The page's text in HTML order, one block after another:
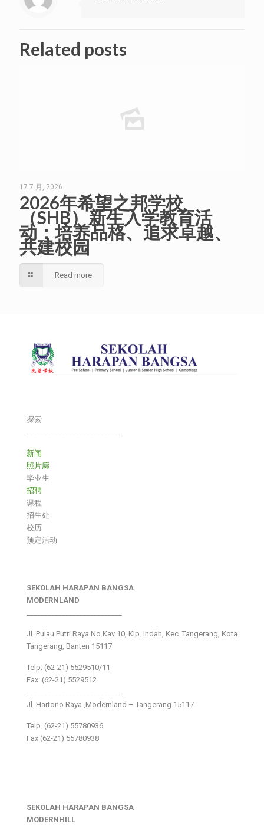
Related posts
17 7 月, 2026
2026年希望之邦学校
（SHB）新生入学教育活
动：培养品格、追求卓越、
共建校园
Read more
探索
新闻
照片廊
毕业生
招聘
课程
招生处
校历
预定活动
SEKOLAH HARAPAN BANGSA
MODERNLAND
Jl. Pulau Putri Raya No.Kav 10, Klp. Indah, Kec. Tangerang, Kota
Tangerang, Banten 15117
Telp: (62-21) 5529510/11
Fax: (62-21) 5529512
Jl. Hartono Raya ,Modernland – Tangerang 15117
Telp. (62-21) 55780936
Fax (62-21) 55780938
SEKOLAH HARAPAN BANGSA
MODERNHILL